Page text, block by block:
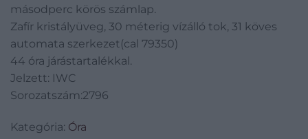
másodperc körös számlap.
Zafír kristályüveg, 30 méterig vízálló tok, 31 köves
automata szerkezet(cal 79350)
44 óra járástartalékkal.
Jelzett: IWC
Sorozatszám:2796
Kategória: Óra